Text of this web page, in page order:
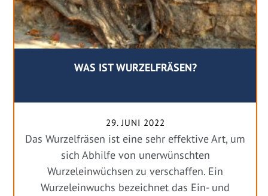
WAS IST WURZELFRÄSEN?
29. JUNI 2022
Das Wurzelfräsen ist eine sehr effektive Art, um
sich Abhilfe von unerwünschten
Wurzeleinwüchsen zu verschaffen. Ein
Wurzeleinwuchs bezeichnet das Ein- und